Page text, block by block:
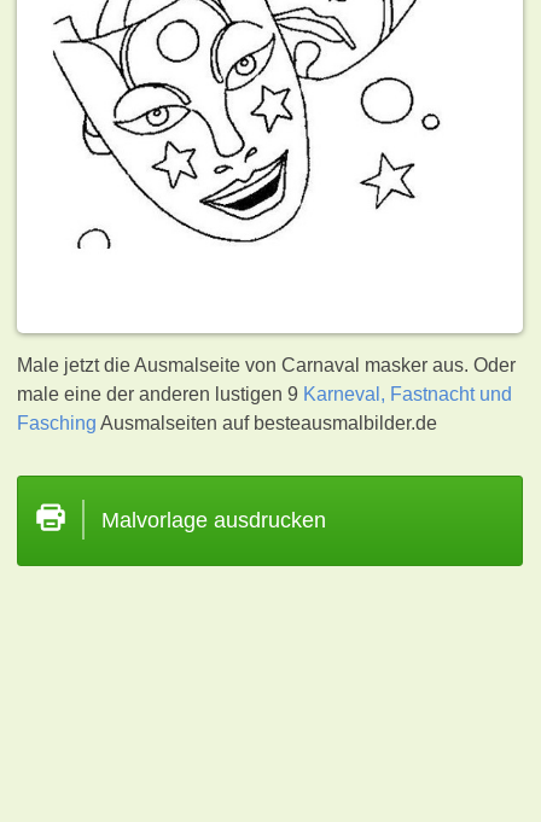
Male jetzt die Ausmalseite von Carnaval masker aus. Oder
male eine der anderen lustigen 9 Karneval, Fastnacht und
Fasching Ausmalseiten auf besteausmalbilder.de
Malvorlage ausdrucken